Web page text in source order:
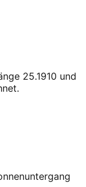
25.1910 und